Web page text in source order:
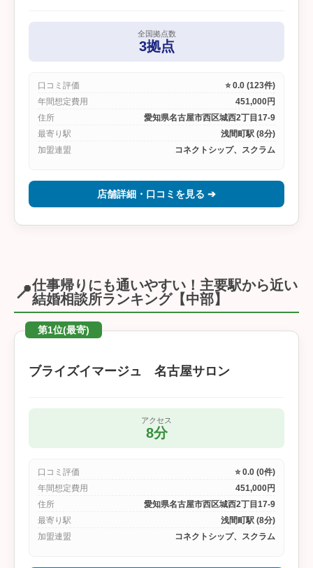
全国拠点数
3拠点
口コミ評価
⭐ 0.0 (123件)
年間想定費用
451,000円
住所
愛知県名古屋市西区城西2丁目17-9
最寄り駅
浅間町駅 (8分)
加盟連盟
コネクトシップ、スクラム
店舗詳細・口コミを見る ➔
📍仕事帰りにも通いやすい！主要駅から近い
結婚相談所ランキング【中部】
第1位(最寄)
ブライズイマージュ 名古屋サロン
アクセス
8分
口コミ評価
⭐ 0.0 (0件)
年間想定費用
451,000円
住所
愛知県名古屋市西区城西2丁目17-9
最寄り駅
浅間町駅 (8分)
加盟連盟
コネクトシップ、スクラム